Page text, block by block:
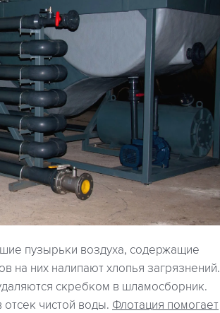
пузырьки воздуха, содержащие
на них налипают хлопья загрязнений.
скребком в шламосборник.
чистой воды. Флотация помогает